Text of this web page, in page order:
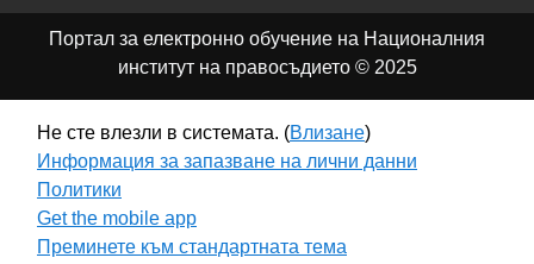
Портал за електронно обучение на Националния
институт на правосъдието © 2025
Не сте влезли в системата. (Влизане)
Информация за запазване на лични данни
Политики
Get the mobile app
Преминете към стандартната тема